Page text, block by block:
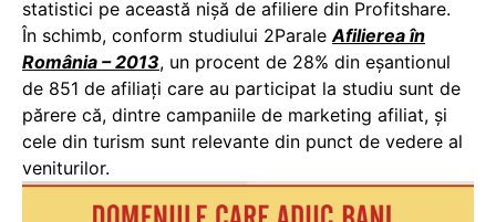
statistici pe această nișă de afiliere din Profitshare.
În schimb, conform studiului 2ParaleAfilierea în
România – 2013, un procent de 28% din eșantionul
de 851 de afiliați care au participat la studiu sunt de
părere că, dintre campaniile de marketing afiliat, și
cele din turism sunt relevante din punct de vedere al
veniturilor.